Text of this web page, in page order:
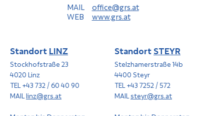
MAIL
office@grs.at
WEB www.grs.at
StandortLINZ
Stockhofstraße 23
4020 Linz
TEL +43 732 / 60 40 90
MAILlinz@grs.at
StandortSTEYR
Stelzhamerstraße 14b
4400 Steyr
TEL +43 7252 / 572
MAILsteyr@grs.at